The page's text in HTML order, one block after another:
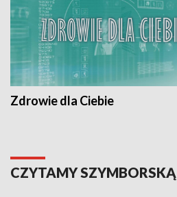
Zdrowie dla Ciebie
CZYTAMY SZYMBORSKĄ